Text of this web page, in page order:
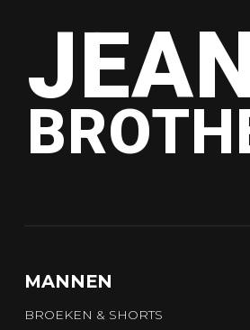
MANNEN
BROEKEN & SHORTS